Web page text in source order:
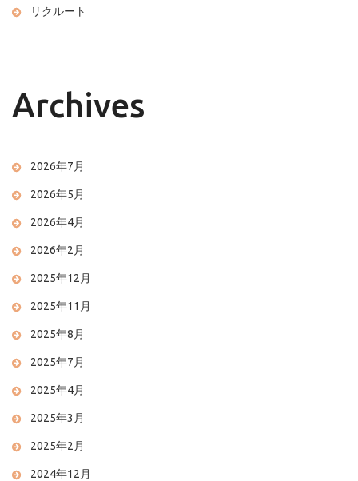
リクルート
Archives
2026年7月
2026年5月
2026年4月
2026年2月
2025年12月
2025年11月
2025年8月
2025年7月
2025年4月
2025年3月
2025年2月
2024年12月